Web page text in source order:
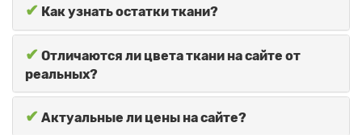
✔ Как узнать остатки ткани?
✔ Отличаются ли цвета ткани на сайте от
реальных?
✔ Актуальные ли цены на сайте?